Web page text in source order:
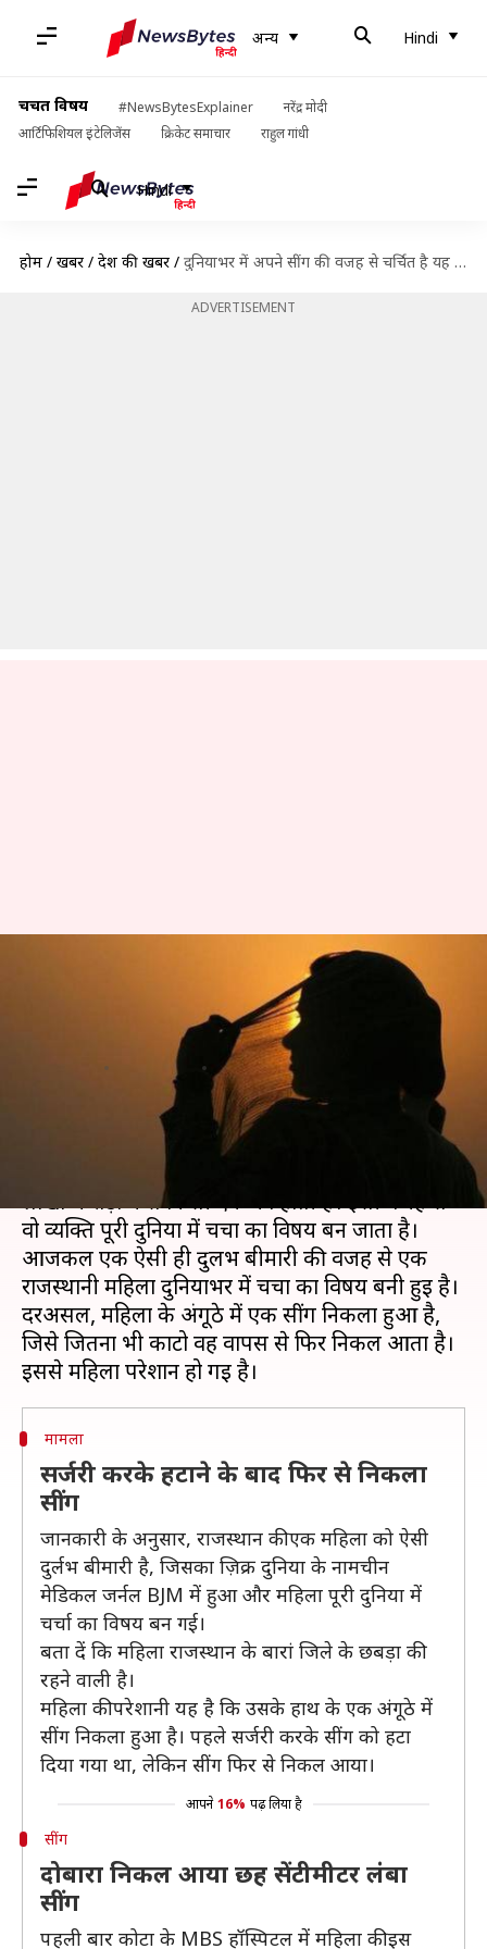
अन्य Hindi
चर्चित विषय #NewsBytesExplainer
नरेंद्र मोदी
आर्टिफिशियल इंटेलिजेंस
क्रिकेट समाचार राहुल गांधी
Hindi
होम / खबरें / देश की खबरें / दुनियाभर में अपने सींग की वजह से चर्चित है यह राजस्थानी महिला, जानिए पूरा मामला
ADVERTISEMENT
दुनियाभर में अपने सींग की वजह से
चर्चित है यह राजस्थानी महिला,
जानिए पूरा मामला
Aug 02, 2019 09:45 pm
कई ऐसी बीमारियाँ हैं, जो काफ़ी दुर्लभ होती हैं और
लाखों-करोड़ों में से किसी एक को होती हैं। इसी वजह से
वो व्यक्ति पूरी दुनिया में चर्चा का विषय बन जाता है।
आजकल एक ऐसी ही दुर्लभ बीमारी की वजह से एक
राजस्थानी महिला दुनियाभर में चर्चा का विषय बनी हुई है।
दरअसल, महिला के अंगूठे में एक सींग निकला हुआ है,
जिसे जितना भी काटो वह वापस से फिर निकल आता है।
मामला
सर्जरी करके हटाने के बाद फिर से निकला
सींग
जानकारी के अनुसार, राजस्थान की एक महिला को ऐसी
दुर्लभ बीमारी है, जिसका ज़िक्र दुनिया के नामचीन
मेडिकल जर्नल BJM में हुआ और महिला पूरी दुनिया में
चर्चा का विषय बन गई।
बता दें कि महिला राजस्थान के बारां जिले के छबड़ा की
रहने वाली है।
महिला की परेशानी यह है कि उसके हाथ के एक अंगूठे में
सींग निकला हुआ है। पहले सर्जरी करके सींग को हटा
दिया गया था, लेकिन सींग फिर से निकल आया।
आपने 16% पढ़ लिया है
सींग
दोबारा निकल आया छह सेंटीमीटर लंबा
सींग
पहली बार कोटा के MBS हॉस्पिटल में महिला की इस